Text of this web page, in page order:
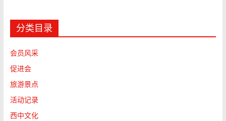
分类目录
会员风采
促进会
旅游景点
活动记录
西中文化